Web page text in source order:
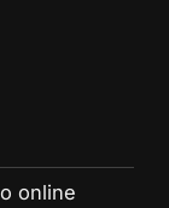
online